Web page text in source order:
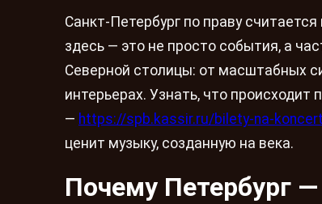
Санкт-Петербург по праву
здесь — это не просто события, а
Северной столицы: от масштабных
интерьерах. Узнать, что
— https://spb.kassir.ru/bilety-na-
ценит музыку, созданную на века.
Почему Петербург